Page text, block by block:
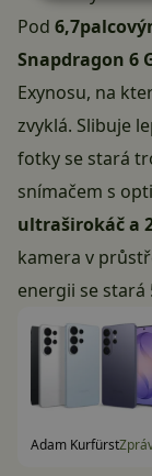
Pod
Snapdragon 6
Exynosu, na
zvyklá. Slibuje
fotky se stará
snímačem s
ultraširokáč a
kamera v
energii se stará
Adam Kurfürst